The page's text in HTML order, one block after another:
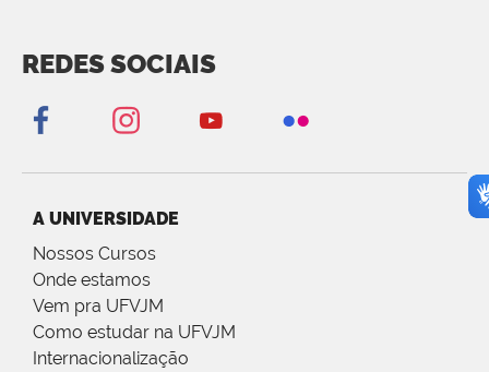
REDES SOCIAIS
A UNIVERSIDADE
Nossos Cursos
Onde estamos
Vem pra UFVJM
Como estudar na UFVJM
Internacionalização